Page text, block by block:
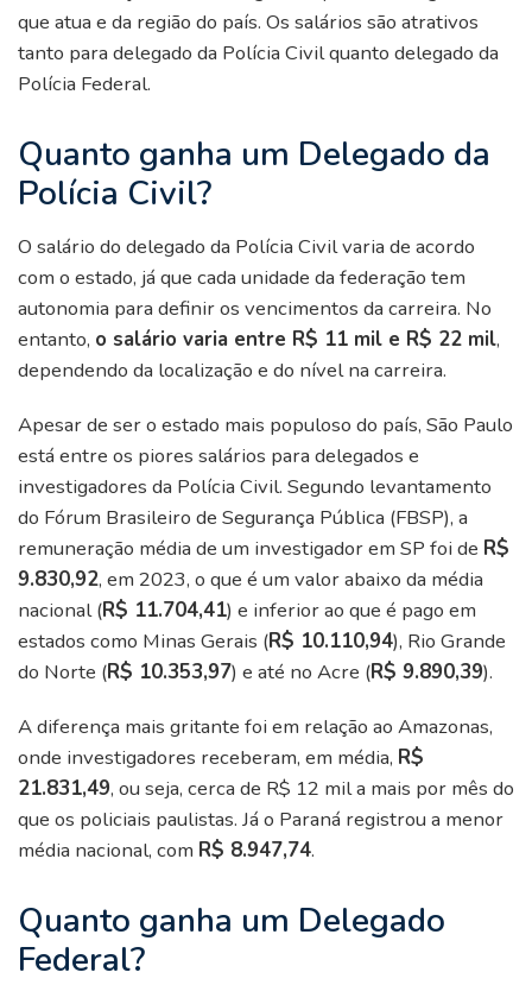
que atua e da região do país. Os salários são atrativos
tanto para delegado da Polícia Civil quanto delegado da
Polícia Federal.
Quanto ganha um Delegado da
Polícia Civil?
O salário do delegado da Polícia Civil varia de acordo
com o estado, já que cada unidade da federação tem
autonomia para definir os vencimentos da carreira. No
entanto, o salário varia entre R$ 11 mil e R$ 22 mil,
dependendo da localização e do nível na carreira.
Apesar de ser o estado mais populoso do país, São Paulo
está entre os piores salários para delegados e
investigadores da Polícia Civil. Segundo levantamento
do Fórum Brasileiro de Segurança Pública (FBSP), a
remuneração média de um investigador em SP foi de R$
9.830,92, em 2023, o que é um valor abaixo da média
nacional (R$ 11.704,41) e inferior ao que é pago em
estados como Minas Gerais (R$ 10.110,94), Rio Grande
do Norte (R$ 10.353,97) e até no Acre (R$ 9.890,39).
A diferença mais gritante foi em relação ao Amazonas,
onde investigadores receberam, em média, R$
21.831,49, ou seja, cerca de R$ 12 mil a mais por mês do
que os policiais paulistas. Já o Paraná registrou a menor
média nacional, com R$ 8.947,74.
Quanto ganha um Delegado
Federal?